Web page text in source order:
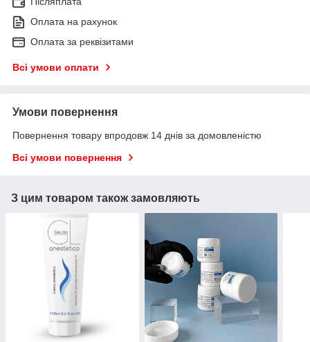
Оплата на рахунок
Оплата за реквізитами
Всі умови оплати
Умови повернення
Повернення товару впродовж 14 днів за домовленістю
Всі умови повернення
З цим товаром також замовляють